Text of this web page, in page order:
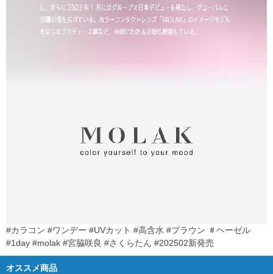
#カラコン #ワンデー #UVカット #高含水 #ブラウン ＃ヘーゼル
#1day #molak #宮脇咲良 #さくらたん #202502新発売
オススメ商品